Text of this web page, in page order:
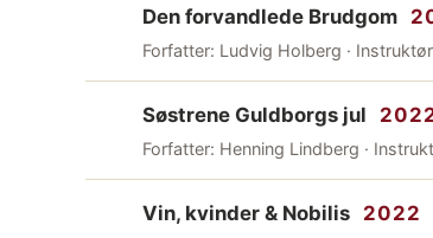
Den forvandlede Brudgom
Forfatter: Ludvig Holberg ·
Søstrene Guldborgs jul
Forfatter: Henning Lindberg ·
Vin, kvinder & Nobilis 2022